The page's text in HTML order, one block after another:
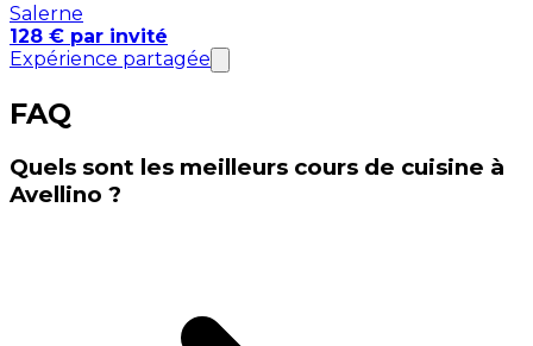
Salerne
128 € par invité
Expérience partagée
FAQ
Quels sont les meilleurs cours de cuisine à
Avellino ?